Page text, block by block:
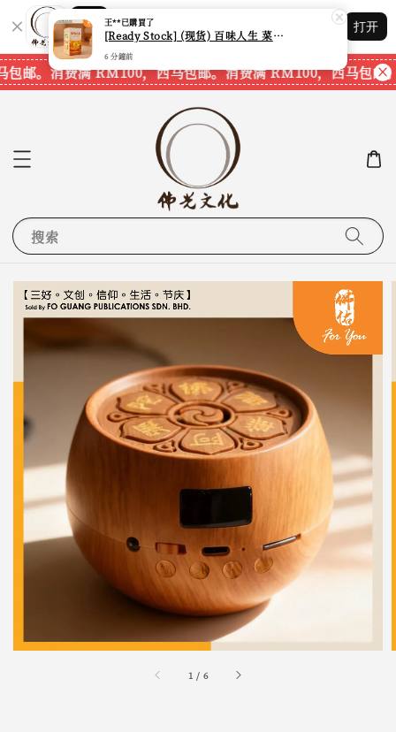
Shopping: 追踪您的订单
您信赖的商店
打开
邮。 消费满 RM100，西马包邮。消费满 RM100，西马包邮。
搜索
1 / 6
王**已購買了
[Ready Stock] (现货) 百味人生 菜根谭 盲盒 (本地周边) (有隐藏款) (内含星云大师法语)
6 分鐘前